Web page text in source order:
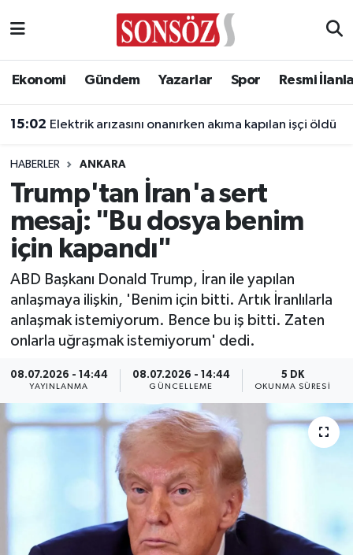
Ekonomi Gündem Yazarlar Spor Resmi
15:02 Elektrik arızasını onanırken akıma kapılan işçi öldü
HABERLER ANKARA
Trump'tan İran'a sert
mesaj: "Bu dosya benim
için kapandı"
ABD Başkanı Donald Trump, İran ile yapılan
anlaşmaya ilişkin, 'Benim için bitti. Artık İranlılarla
anlaşmak istemiyorum. Bence bu iş bitti. Zaten
onlarla uğraşmak istemiyorum' dedi.
08.07.2026 - 14:44
YAYINLANMA
08.07.2026 - 14:44
GÜNCELLEME
5 DK
OKUNMA SÜRESI
Asayiş
Biyografi
Çevre
Diğer
Dünya
Eğitim
Ekonomi
Eleman
Gurme
Ankara Nöbetçi Eczaneler
Ankara Trafik Yoğunluk Haritası
Süper Lig Puan Durumu ve Fikstür
Tüm Manşetler
Son Dakika Haberleri
Haber Arşivi